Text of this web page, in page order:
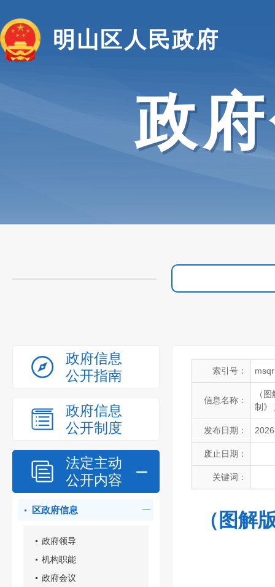
明山区人民政府
政
政府信息
公开指南
政府信息
公开制度
法定主动
公开内容
区政府信息
政府领导
机构职能
政府会议
索引号：
信息名称：
（
制》
发布日期：
废止日期：
关键词：
（图解